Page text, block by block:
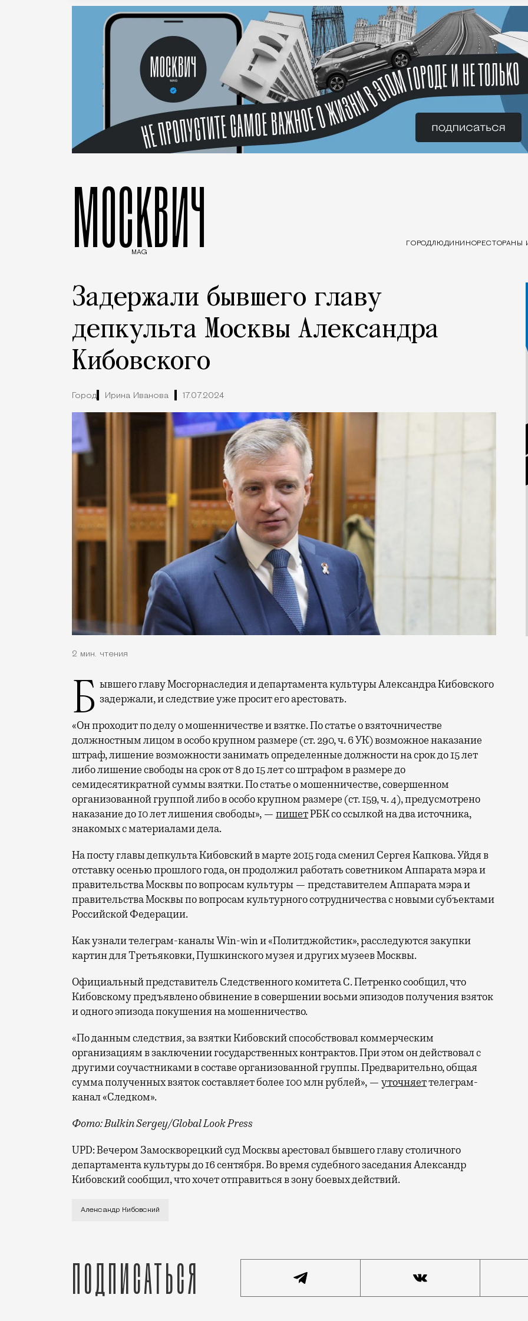
МОСКВИЧ
MAG
ГОРОДЛЮДИ КИНОРЕСТОРАНЫ
Задержали бывшего главу
депкульта Москвы Александра
Кибовского
Город Ирина Иванова 17.07.2024
2 мин. чтения
Бывшего главу Мосгорнаследия и департамента культуры Александра Кибовского задержали, и следствие уже просит его арестовать.
«Он проходит по делу о мошенничестве и взятке. По статье о взяточничестве
должностным лицом в особо крупном размере (ст. 290, ч. 6 УК) возможное наказание
штраф, лишение возможности занимать определенные должности на срок до 15 лет
либо лишение свободы на срок от 8 до 15 лет со штрафом в размере до
семидесятикратной суммы взятки. По статье о мошенничестве, совершенном
организованной группой либо в особо крупном размере (ст. 159, ч. 4), предусмотрено
наказание до 10 лет лишения свободы», — пишетРБК со ссылкой на два источника,
знакомых с материалами дела.
На посту главы депкульта Кибовский в марте 2015 года сменил Сергея Капкова. Уйдя в
отставку осенью прошлого года, он продолжил работать советником Аппарата мэра и
правительства Москвы по вопросам культуры — представителем Аппарата мэра и
правительства Москвы по вопросам культурного сотрудничества с новыми субъектами
Российской Федерации.
Как узнали телеграм-каналы Win-win и «Политджойстик», расследуются закупки
картин для Третьяковки, Пушкинского музея и других музеев Москвы.
Официальный представитель Следственного комитета С. Петренко сообщил, что
Кибовскому предъявлено обвинение в совершении восьми эпизодов получения взяток
и одного эпизода покушения на мошенничество.
«По данным следствия, за взятки Кибовский способствовал коммерческим
организациям в заключении государственных контрактов. При этом он действовал с
другими соучастниками в составе организованной группы. Предварительно, общая
сумма полученных взяток составляет более 100 млн рублей», — уточняеттелеграм-
канал «Следком».
Фото: Bulkin Sergey/Global Look Press
UPD: Вечером Замоскворецкий суд Москвы арестовал бывшего главу столичного
департамента культуры до 16 сентября. Во время судебного заседания Александр
Кибовский сообщил, что хочет отправиться в зону боевых действий.
Бывшего главу Мосгорнаследия и департамента культуры Александра Кибовского
Александр Кибовский
Подписаться